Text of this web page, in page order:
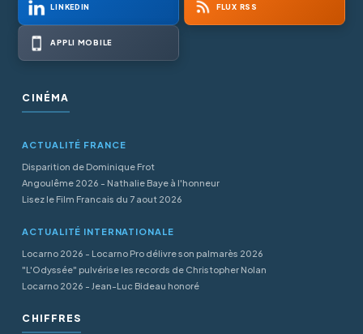
LINKEDIN FLUX RSS
APPLI MOBILE
CINÉMA
ACTUALITÉ FRANCE
Disparition de Dominique Frot
Angoulême 2026 - Nathalie Baye à l'honneur
Lisez le Film Francais du 7 aout 2026
ACTUALITÉ INTERNATIONALE
Locarno 2026 - Locarno Pro délivre son palmarès 2026
"L'Odyssée" pulvérise les records de Christopher Nolan
Locarno 2026 - Jean-Luc Bideau honoré
CHIFFRES